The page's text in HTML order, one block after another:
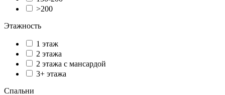
>200
Этажность
1 этаж
2 этажа
2 этажа с мансардой
3+ этажа
Спальни